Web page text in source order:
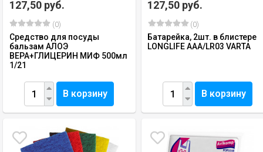
127,50 руб.
(0)
Средство для посуды
бальзам АЛОЭ
ВЕРА+ГЛИЦЕРИН МИФ 500мл
1/21
В корзину
127,50 руб.
(0)
Батарейка, 2шт. в блистере
LONGLIFE AAA/LR03 VARTA
В корзину